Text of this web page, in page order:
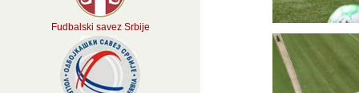
Fudbalski savez Srbije